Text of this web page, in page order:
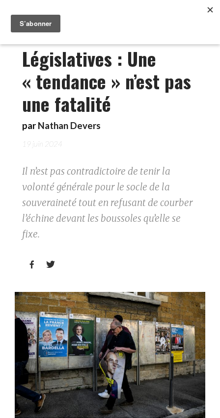
Législatives : Une
« tendance » n’est pas
une fatalité
par Nathan Devers
19 juin 2024
Il n’est pas contradictoire de tenir la
volonté générale pour le socle de la
souveraineté tout en refusant de courber
l’échine devant les boussoles qu’elle se
fixe.
 